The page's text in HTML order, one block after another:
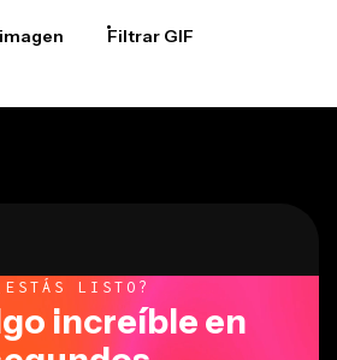
increíble en